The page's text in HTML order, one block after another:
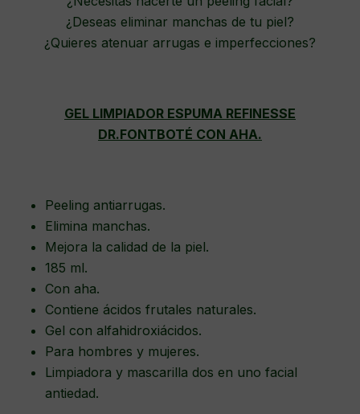
¿Deseas eliminar manchas de tu piel?
¿Quieres atenuar arrugas e imperfecciones?
GEL LIMPIADOR ESPUMA REFINESSE
DR.FONTBOTÉ CON AHA.
Peeling antiarrugas.
Elimina manchas.
Mejora la calidad de la piel.
185 ml.
Con aha.
Contiene ácidos frutales naturales.
Gel con alfahidroxiácidos.
Para hombres y mujeres.
Limpiadora y mascarilla dos en uno facial
antiedad.